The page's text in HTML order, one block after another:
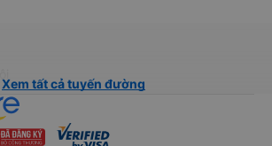
Xem tất cả tuyến đường